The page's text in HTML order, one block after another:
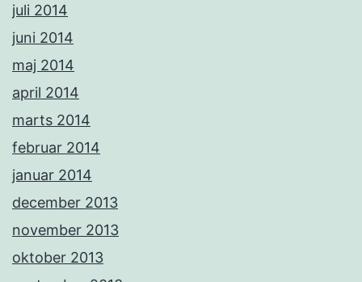
juli 2014
juni 2014
maj 2014
april 2014
marts 2014
februar 2014
januar 2014
december 2013
november 2013
oktober 2013